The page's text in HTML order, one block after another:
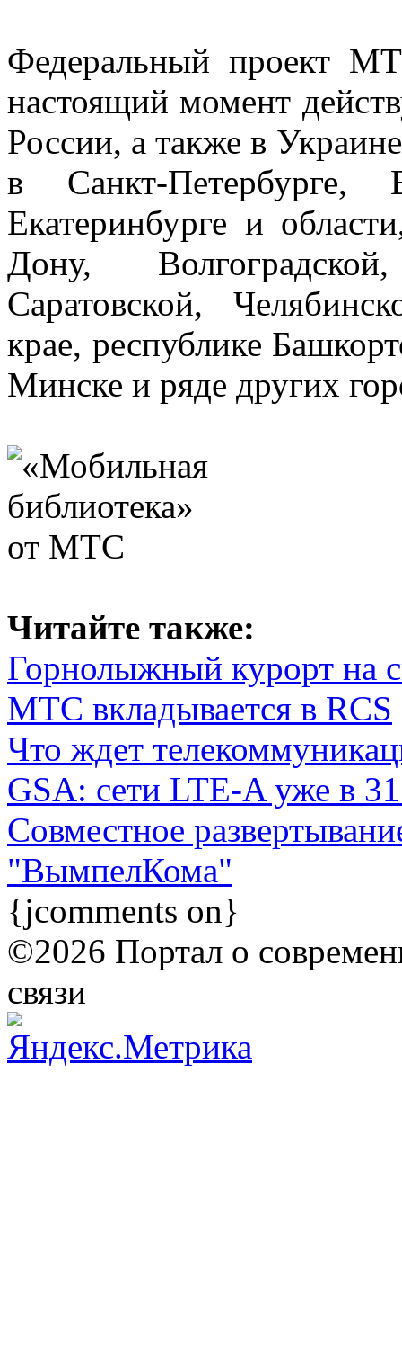
Федеральный проект
настоящий момент
России, а также в
в Санкт-Петербурге,
Екатеринбурге и
Дону,
Саратовской,
крае, республике
Минске и ряде других
Читайте также:
Горнолыжный курорт на
МТС вкладывается в RCS
Что ждет
GSA: сети LTE-A уже в
Совместное
"ВымпелКома"
{jcomments on}
©2026 Портал о
связи